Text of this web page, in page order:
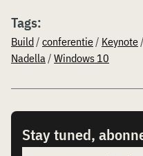
Tags:
Build/ conferentie/ Keynote/
Nadella/ Windows 10
Stay tuned,